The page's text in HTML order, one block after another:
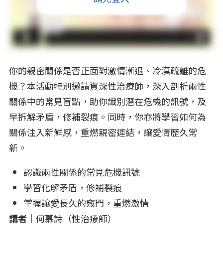
你的親密關係是否正面對激情漸退、冷漠疏離的危
機？本活動特別邀請資深性治療師，深入剖析兩性
關係中的常見盲點，助你識別潛在危機的訊號，及
早拆解矛盾，修補裂痕。同時，你亦將學習如何為
關係注入新鮮感，重燃親密連結，讓愛情歷久常
新。
認識兩性關係的常見危機訊號
學習化解矛盾，修補裂痕
掌握讓愛長久的竅門，重燃激情
講者 ｜何慕詩（性治療師）